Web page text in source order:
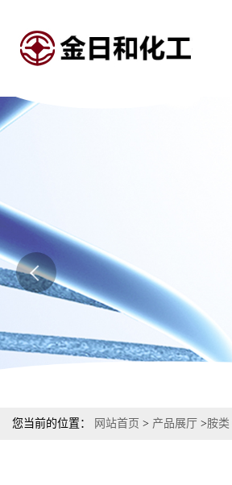
您当前的位置： 网站首页 > 产品展厅 >胺类